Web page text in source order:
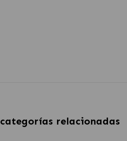
categorías relacionadas